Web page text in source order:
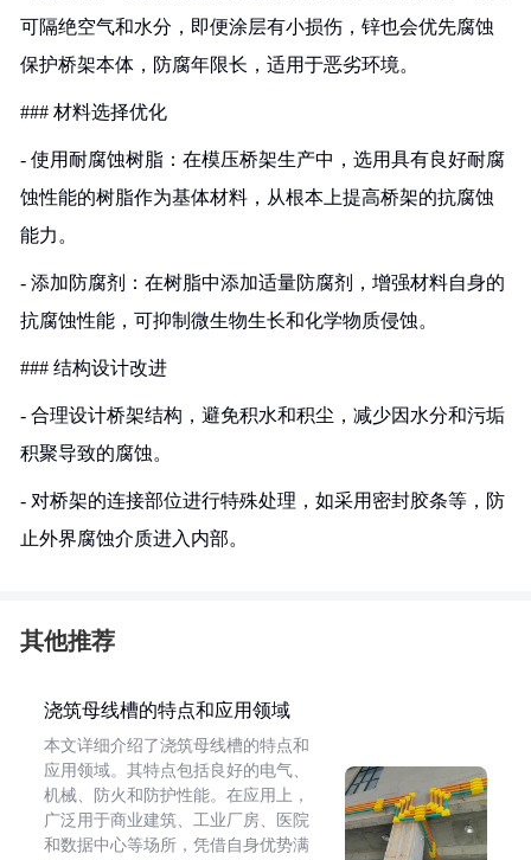
可隔绝空气和水分，即便涂层有小损伤，锌也会优先腐蚀
保护桥架本体，防腐年限长，适用于恶劣环境。
### 材料选择优化
- 使用耐腐蚀树脂：在模压桥架生产中，选用具有良好耐腐
蚀性能的树脂作为基体材料，从根本上提高桥架的抗腐蚀
能力。
- 添加防腐剂：在树脂中添加适量防腐剂，增强材料自身的
抗腐蚀性能，可抑制微生物生长和化学物质侵蚀。
### 结构设计改进
- 合理设计桥架结构，避免积水和积尘，减少因水分和污垢
积聚导致的腐蚀。
- 对桥架的连接部位进行特殊处理，如采用密封胶条等，防
止外界腐蚀介质进入内部。
其他推荐
浇筑母线槽的特点和应用领域
本文详细介绍了浇筑母线槽的特点和
应用领域。其特点包括良好的电气、
机械、防火和防护性能。在应用上，
广泛用于商业建筑、工业厂房、医院
和数据中心等场所，凭借自身优势满